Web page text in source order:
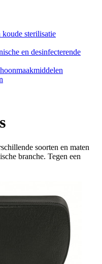
sterilisatie
en desinfecterende
soorten en maten
branche. Tegen een